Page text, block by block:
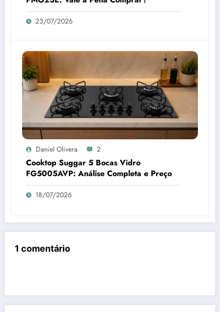
23/07/2026
Daniel Olivera 2
Cooktop Suggar 5 Bocas Vidro
FG5005AVP: Análise Completa e Preço
18/07/2026
1 comentário